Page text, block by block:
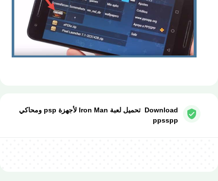
Download تحميل لعبة Iron Man لأجهزة psp ومحاكي
ppsspp